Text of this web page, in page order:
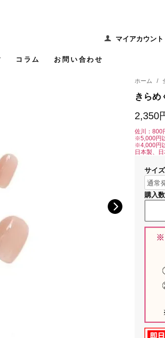
マイアカウント
コラム お問い合わせ
ホーム /
きらめ
2,350
佐川：800
※5,000円
※4,000円
日本製、
サイズ
購入数